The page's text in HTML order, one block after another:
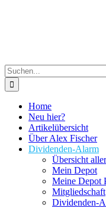
Suche
nach:
Home
Neu hier?
Artikelübersicht
Über Alex Fischer
Dividenden-Alarm
Übersicht
Mein Depot
Meine Depot
Mitgliedschaft
Dividenden-